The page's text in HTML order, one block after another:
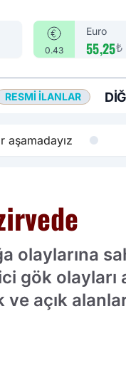
0.43
Euro
55,25₺
RESMI İLANLAR
olaylarına
gök olayları
açık